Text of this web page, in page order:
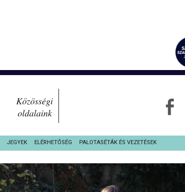
Közösségi
oldalaink
JEGYEK ELÉRHETŐSÉG PALOTASÉTÁK ÉS VEZETÉSEK